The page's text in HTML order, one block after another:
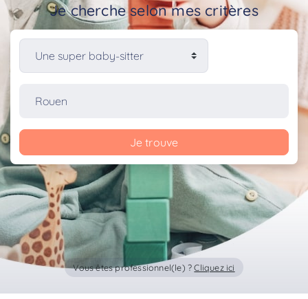
Je cherche selon mes critères
Je trouve
Vous êtes professionnel(le) ?Cliquez ici